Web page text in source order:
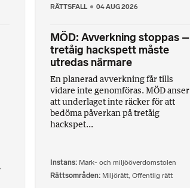
RÄTTSFALL 04 AUG 2026
MÖD: Avverkning stoppas –
tretåig hackspett måste
utredas närmare
En planerad avverkning får tills
vidare inte genomföras. MÖD anser
att underlaget inte räcker för att
bedöma påverkan på tretåig
hackspet...
Instans Mark- och miljööverdomstolen
Rättsområden Miljörätt Offentlig rätt